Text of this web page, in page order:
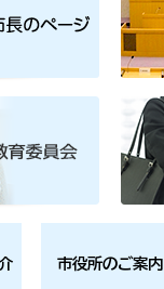
市役所のご案内